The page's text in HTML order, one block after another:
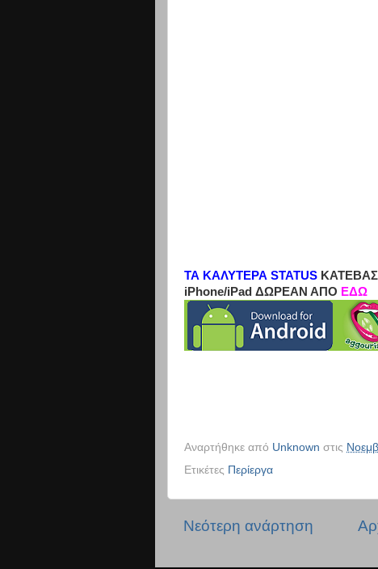
ΤΑ ΚΑΛΥΤΕΡΑ STATUS
iPhone/iPad ΔΩΡΕΑΝ ΑΠΟ ΕΔΩ
Αναρτήθηκε από Unknown στις
Ετικέτες Περίεργα
Νεότερη ανάρτηση